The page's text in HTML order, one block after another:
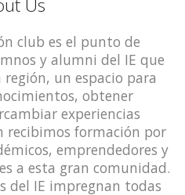
Us
club es el punto de
y alumni del IE que
un espacio para
obtener
experiencias
recibimos formación por
emprendedores y
a esta gran comunidad.
del IE impregnan todas